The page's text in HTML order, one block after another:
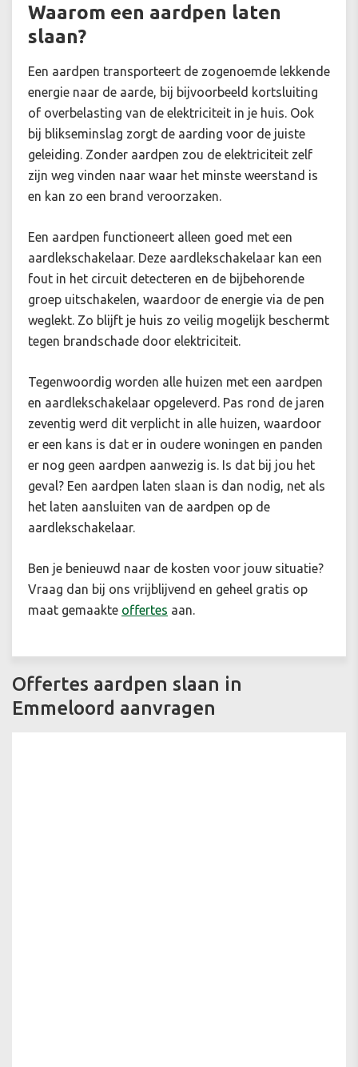
Waarom een aardpen laten
slaan?
Een aardpen transporteert de zogenoemde lekkende
energie naar de aarde, bij bijvoorbeeld kortsluiting
of overbelasting van de elektriciteit in je huis. Ook
bij blikseminslag zorgt de aarding voor de juiste
geleiding. Zonder aardpen zou de elektriciteit zelf
zijn weg vinden naar waar het minste weerstand is
en kan zo een brand veroorzaken.
Een aardpen functioneert alleen goed met een
aardlekschakelaar. Deze aardlekschakelaar kan een
fout in het circuit detecteren en de bijbehorende
groep uitschakelen, waardoor de energie via de pen
weglekt. Zo blijft je huis zo veilig mogelijk beschermt
tegen brandschade door elektriciteit.
Tegenwoordig worden alle huizen met een aardpen
en aardlekschakelaar opgeleverd. Pas rond de jaren
zeventig werd dit verplicht in alle huizen, waardoor
er een kans is dat er in oudere woningen en panden
er nog geen aardpen aanwezig is. Is dat bij jou het
geval? Een aardpen laten slaan is dan nodig, net als
het laten aansluiten van de aardpen op de
aardlekschakelaar.
Ben je benieuwd naar de kosten voor jouw situatie?
Vraag dan bij ons vrijblijvend en geheel gratis op
maat gemaakte offertes aan.
Offertes aardpen slaan in
Emmeloord aanvragen